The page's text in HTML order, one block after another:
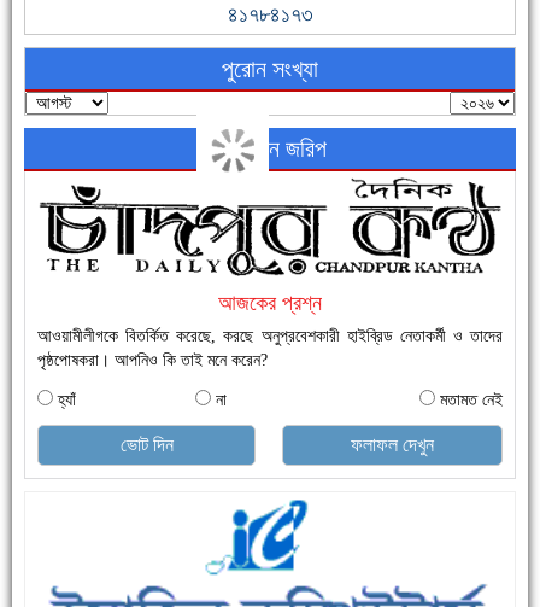
নতুনবাজার ফাঁড়ি পুলিশের অভিযানে ৪০ পিচ ইয়াবাসহ ১ জন গ্রেফতার
এক সপ্তাহে শনাক্ত বেড়েছে ৫৫%, মৃত্যু ৪৬%
৪১৭৮৪১৭৩
পুরোন সংখ্যা
অনলাইন জরিপ
আজকের প্রশ্ন
আওয়ামীলীগকে বিতর্কিত করেছে, করছে অনুপ্রবেশকারী হাইব্রিড নেতাকর্মী ও তাদের
পৃষ্ঠপোষকরা। আপনিও কি তাই মনে করেন?
হ্যাঁ না মতামত নেই
ভোট দিন ফলাফল দেখুন